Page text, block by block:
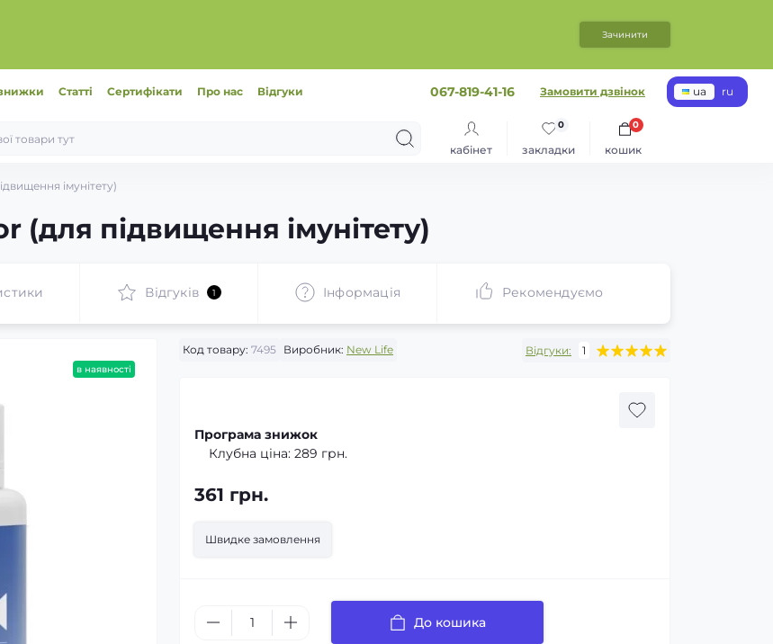
Зачинити
Статті Сертифікати Про нас Відгуки 067-819-41-16 Замовити дзвінок ua ru
кабінет закладки
0
кошик
0
імунітету)
підвищення імунітету)
Відгуків 1 Інформація Рекомендуємо
в наявності
Код товару: 7495 Виробник: New Life Відгуки: 1
Програма знижок
Клубна ціна: 289 грн.
361 грн.
Швидке замовлення
До кошика